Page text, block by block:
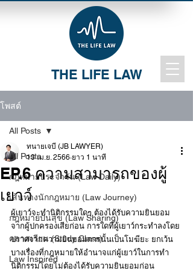
THE LIFE LAW
โพสต์
All Posts
กฎหมายประจำวัน (Law Daily)
เส้นทางนักกฎหมาย (Law Journey)
กฎหมายปันสุข (Law Sharing)
คลาสเรียน (Study Class)
Law Inspired
All Posts
EP.6 ความสามารถของผู้
เยาว์
ทนายเจบี (JB LAWYER)
13 เม.ย. 2566 ยาว 1 นาที
ผู้เยาว์จะทำนิติกรรมใดๆ ต้องได้รับความยินยอม
จากผู้ปกครองเสียก่อน การใดที่ผู้เยาว์กระทำลงโดย
ปราศจากความยินยอมการนั้นเป็นโมฆียะ ยกเว้น
บางเรื่องที่กฎหมายให้อำนาจแก่ผู้เยาว์ในการทำ
นิติกรรมโดยไม่ต้องได้รับความยินยอมก่อน